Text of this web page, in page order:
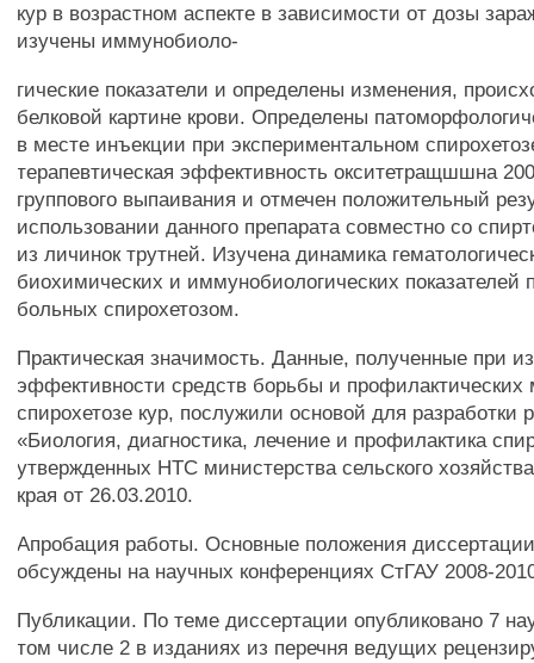
кур в возрастном аспекте в зависимости от дозы
изучены иммунобиоло-
гические показатели и определены изменения,
белковой картине крови. Определены
в месте инъекции при экспериментальном
терапевтическая эффективность окситетращшшна
группового выпаивания и отмечен положительный
использовании данного препарата совместно со
из личинок трутней. Изучена динамика
биохимических и иммунобиологических показателей
больных спирохетозом.
Практическая значимость. Данные, полученные при
эффективности средств борьбы и профилактических
спирохетозе кур, послужили основой для разработки
«Биология, диагностика, лечение и профилактика
утвержденных НТС министерства сельского
края от 26.03.2010.
Апробация работы. Основные положения
обсуждены на научных конференциях СтГАУ 2008-2010
Публикации. По теме диссертации опубликовано 7
том числе 2 в изданиях из перечня ведущих